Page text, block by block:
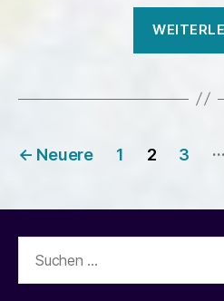
Beiträge
← Neuere 1 2 3 …
nach: